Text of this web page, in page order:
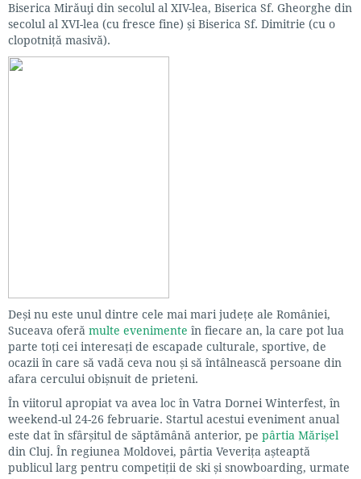
Biserica Mirăuƫi din secolul al XIV-lea, Biserica Sf. Gheorghe din
secolul al XVI-lea (cu fresce fine) și Biserica Sf. Dimitrie (cu o
clopotniță masivă).
Deși nu este unul dintre cele mai mari județe ale României,
Suceava oferă multe evenimente în fiecare an, la care pot lua
parte toți cei interesați de escapade culturale, sportive, de
ocazii în care să vadă ceva nou și să întâlnească persoane din
afara cercului obișnuit de prieteni.
În viitorul apropiat va avea loc în Vatra Dornei Winterfest, în
weekend-ul 24-26 februarie. Startul acestui eveniment anual
este dat în sfârșitul de săptămână anterior, pe pârtia Mărișel
din Cluj. În regiunea Moldovei, pârtia Veverița așteaptă
publicul larg pentru competiții de ski și snowboarding, urmate